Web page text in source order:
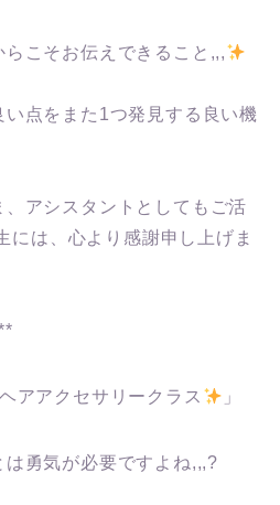
こそお伝えできること,,,
点をまた1つ発見する良い機
アシスタントとしてもご活
には、心より感謝申し上げま
アアクセサリークラス 」
勇気が必要ですよね,,,?